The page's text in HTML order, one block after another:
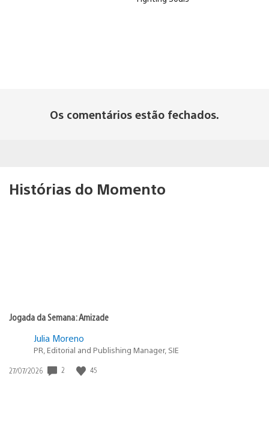
Os comentários estão fechados.
Histórias do Momento
Jogada da Semana: Amizade
Julia Moreno
PR, Editorial and Publishing Manager, SIE
Data
27/07/2026 2 45